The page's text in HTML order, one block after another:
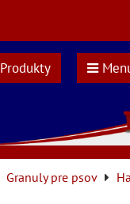
Granuly pre psov